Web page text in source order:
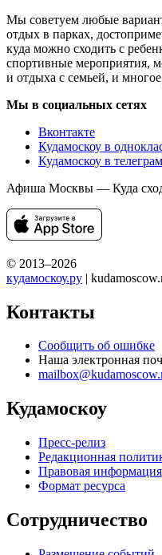
Мы советуем любые
отдых в парках,
куда можно сходить с
спортивные мероприятия,
и отдыха с семьей, и
Мы в социальных сетях
Вконтакте
Кудамоскоу в
Кудамоскоу в
Афиша Москвы — Куда
© 2013–2026
кудамоскоу.ру |
Контакты
Сообщить об ошибке
Наша электронная
Кудамоскоу
Пресс-релиз
Редакционная
Правовая информация
Формат ресурса
Сотрудничество